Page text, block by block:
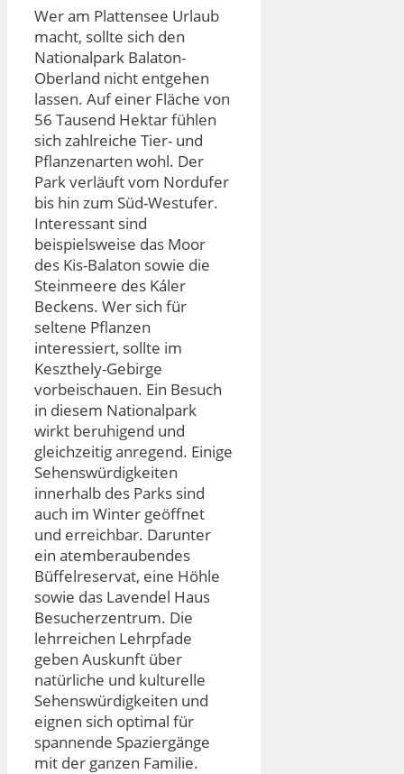
Wer am Plattensee Urlaub
macht, sollte sich den
Nationalpark Balaton-
Oberland nicht entgehen
lassen. Auf einer Fläche von
56 Tausend Hektar fühlen
sich zahlreiche Tier- und
Pflanzenarten wohl. Der
Park verläuft vom Nordufer
bis hin zum Süd-Westufer.
Interessant sind
beispielsweise das Moor
des Kis-Balaton sowie die
Steinmeere des Káler
Beckens. Wer sich für
seltene Pflanzen
interessiert, sollte im
Keszthely-Gebirge
vorbeischauen. Ein Besuch
in diesem Nationalpark
wirkt beruhigend und
gleichzeitig anregend. Einige
Sehenswürdigkeiten
innerhalb des Parks sind
auch im Winter geöffnet
und erreichbar. Darunter
ein atemberaubendes
Büffelreservat, eine Höhle
sowie das Lavendel Haus
Besucherzentrum. Die
lehrreichen Lehrpfade
geben Auskunft über
natürliche und kulturelle
Sehenswürdigkeiten und
eignen sich optimal für
spannende Spaziergänge
mit der ganzen Familie.